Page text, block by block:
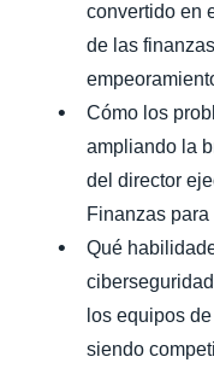
convertido en
de las
Cómo los
ampliando la
del director
Finanzas
Qué
los equipos
siendo